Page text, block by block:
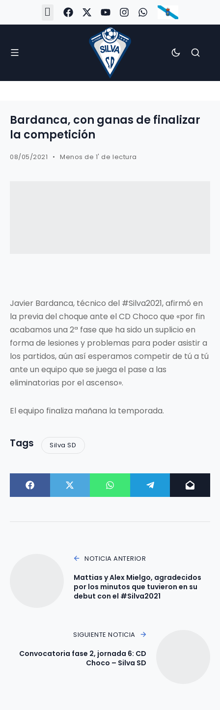
Bardanca, con ganas de finalizar
la competición
08/05/2021 Menos de 1' de lectura
Javier Bardanca, técnico del #Silva2021, afirmó en
la previa del choque ante el CD Choco que «por fin
acabamos una 2ª fase que ha sido un suplicio en
forma de lesiones y problemas para poder asistir a
los partidos, aún así esperamos competir de tú a tú
ante un equipo que se juega el pase a las
eliminatorias por el ascenso».
El equipo finaliza mañana la temporada.
Tags Silva SD
NOTICIA ANTERIOR
Mattias y Alex Mielgo, agradecidos
por los minutos que tuvieron en su
debut con el #Silva2021
SIGUIENTE NOTICIA
Convocatoria fase 2, jornada 6: CD
Choco – Silva SD